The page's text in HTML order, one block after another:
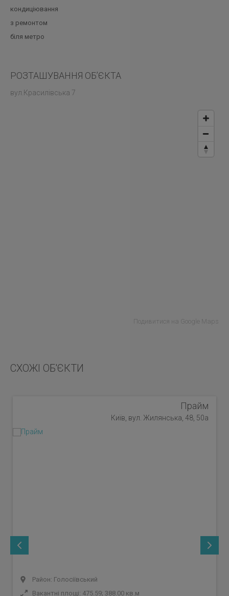
кондиціювання
з ремонтом
біля метро
РОЗТАШУВАННЯ ОБ’ЄКТА
вул.Красилівська 7
Подивитися на Google Maps
СХОЖІ ОБ'ЄКТИ
Прайм
Київ, вул. Жилянська, 48, 50а
Район: Голосіївський
Вакантні площі: 475.59; 388.00 кв.м